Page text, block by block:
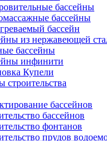
бассейны
бассейны
бассейн
из нержавеющей
бассейны
инфинити
Купели
строительства
бассейнов
бассейнов
фонтанов
прудов